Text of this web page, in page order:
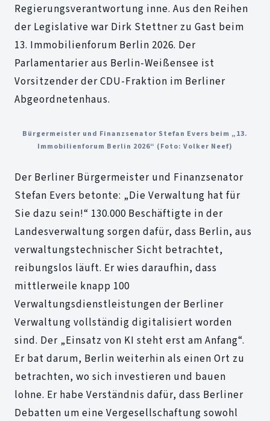
Regierungsverantwortung inne. Aus den Reihen
der Legislative war Dirk Stettner zu Gast beim
13. Immobilienforum Berlin 2026. Der
Parlamentarier aus Berlin-Weißensee ist
Vorsitzender der CDU-Fraktion im Berliner
Abgeordnetenhaus.
Bürgermeister und Finanzsenator Stefan Evers beim „13.
Immobilienforum Berlin 2026“ (Foto: Volker Neef)
Der Berliner Bürgermeister und Finanzsenator
Stefan Evers betonte: „Die Verwaltung hat für
Sie dazu sein!“ 130.000 Beschäftigte in der
Landesverwaltung sorgen dafür, dass Berlin, aus
verwaltungstechnischer Sicht betrachtet,
reibungslos läuft. Er wies daraufhin, dass
mittlerweile knapp 100
Verwaltungsdienstleistungen der Berliner
Verwaltung vollständig digitalisiert worden
sind. Der „Einsatz von KI steht erst am Anfang“.
Er bat darum, Berlin weiterhin als einen Ort zu
betrachten, wo sich investieren und bauen
lohne. Er habe Verständnis dafür, dass Berliner
Debatten um eine Vergesellschaftung sowohl